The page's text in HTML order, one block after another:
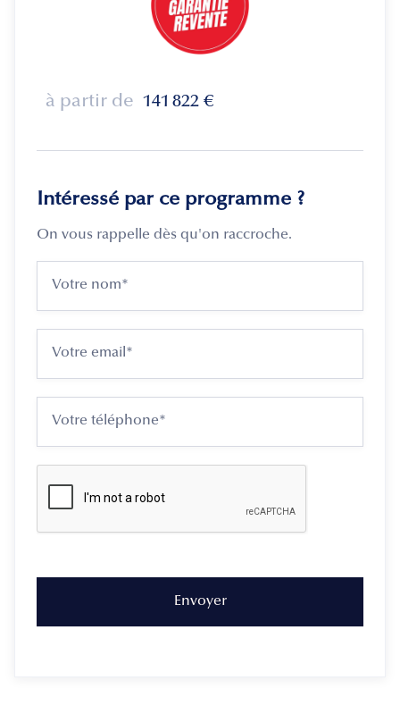
à partir de 141 822 €
Intéressé par ce programme ?
On vous rappelle dès qu'on raccroche.